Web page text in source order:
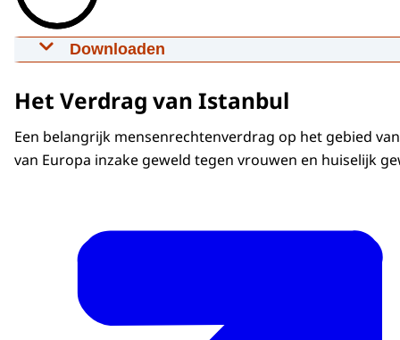
Downloaden
24-11-2023 00:06:17 mp4 288 MB
Download
Download
Het Verdrag van Istanbul
Een belangrijk mensenrechtenverdrag op het gebied
van Europa inzake geweld tegen vrouwen en huiselijk